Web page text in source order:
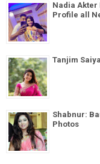
Nadia Akter
Profile all
Tanjim
Shabnur:
Photos